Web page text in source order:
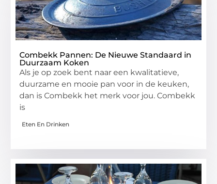
Combekk Pannen: De Nieuwe Standaard in
Duurzaam Koken
Als je op zoek bent naar een kwalitatieve,
duurzame en mooie pan voor in de keuken,
dan is Combekk het merk voor jou. Combekk
is
Eten En Drinken